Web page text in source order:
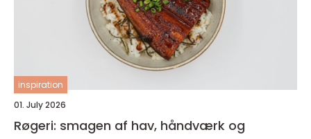
inspiration
01. July 2026
Røgeri: smagen af hav, håndværk og